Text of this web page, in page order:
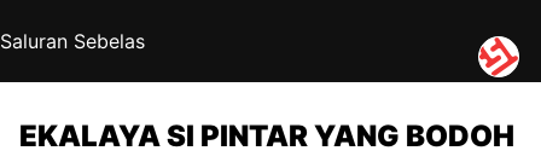
Saluran Sebelas
EKALAYA SI PINTAR YANG BODOH